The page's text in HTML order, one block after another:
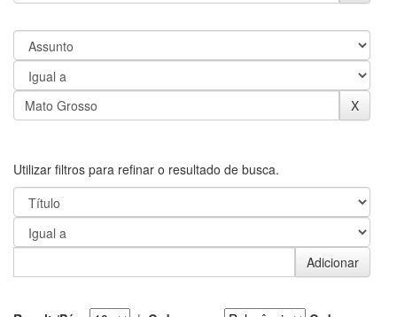
Utilizar filtros para refinar o resultado de busca.